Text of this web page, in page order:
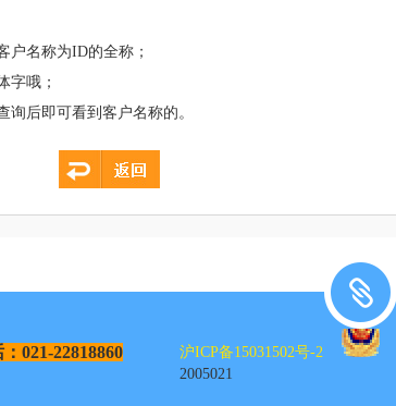
户名称为ID的全称；
字哦；
后即可看到客户名称的。
021-22818860 沪ICP备15031502号-2
2005021